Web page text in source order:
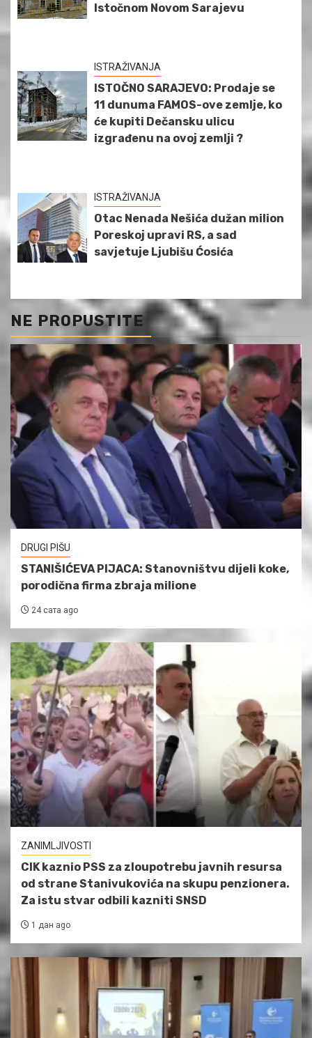
Istočnom Novom Sarajevu
ISTRAŽIVANJA
ISTOČNO SARAJEVO: Prodaje se
11 dunuma FAMOS-ove zemlje, ko
će kupiti Dečansku ulicu
izgrađenu na ovoj zemlji ?
ISTRAŽIVANJA
Otac Nenada Nešića dužan milion
Poreskoj upravi RS, a sad
savjetuje Ljubišu Ćosića
NE PROPUSTITE
DRUGI PIŠU
STANIŠIĆEVA PIJACA: Stanovništvu dijeli koke,
porodična firma zbraja milione
24 сата ago
ZANIMLJIVOSTI
CIK kaznio PSS za zloupotrebu javnih resursa
od strane Stanivukovića na skupu penzionera.
Za istu stvar odbili kazniti SNSD
1 дан ago